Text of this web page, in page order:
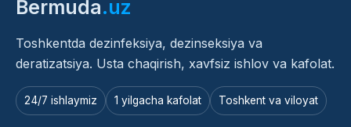
Bermuda.uz
Toshkentda dezinfeksiya, dezinseksiya va
deratizatsiya. Usta chaqirish, xavfsiz ishlov va kafolat.
24/7 ishlaymiz 1 yilgacha kafolat Toshkent va viloyat